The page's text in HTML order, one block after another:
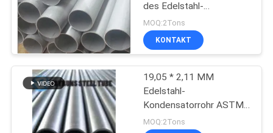
des Edelstahl-
Kondensator-Rohr-UNS
S31500
MOQ:2Tons
KONTAKT
19,05 * 2,11 MM
Edelstahl-
Kondensatorrohr ASTM
A249 316 316L
MOQ:2Tons